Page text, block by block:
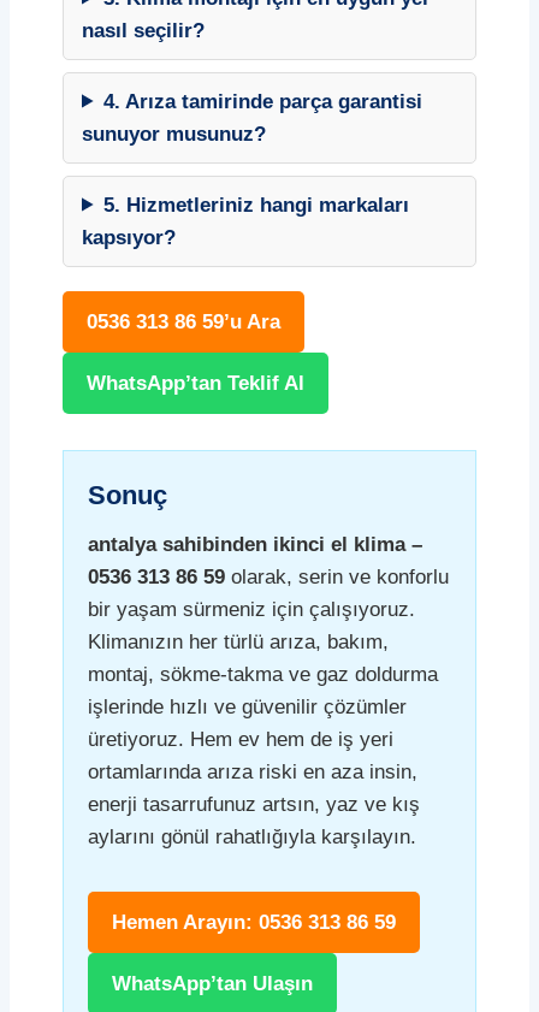
nasıl seçilir?
4. Arıza tamirinde parça garantisi
sunuyor musunuz?
5. Hizmetleriniz hangi markaları
kapsıyor?
0536 313 86 59’u Ara
WhatsApp’tan Teklif Al
Sonuç
antalya sahibinden ikinci el klima –
0536 313 86 59 olarak, serin ve konforlu
bir yaşam sürmeniz için çalışıyoruz.
Klimanızın her türlü arıza, bakım,
montaj, sökme-takma ve gaz doldurma
işlerinde hızlı ve güvenilir çözümler
üretiyoruz. Hem ev hem de iş yeri
ortamlarında arıza riski en aza insin,
enerji tasarrufunuz artsın, yaz ve kış
aylarını gönül rahatlığıyla karşılayın.
Hemen Arayın: 0536 313 86 59
WhatsApp’tan Ulaşın